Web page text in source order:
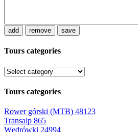
add remove save
Tours categories
Tours categories
Rower górski (MTB) 48123
Transalp 865
Wędrówki 24994